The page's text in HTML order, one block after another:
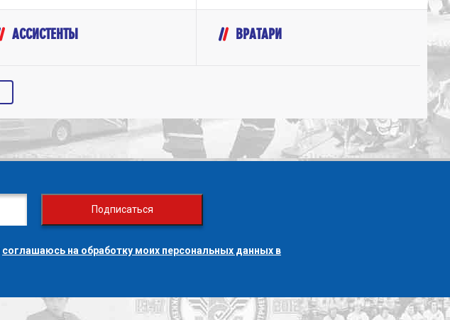
АССИСТЕНТЫ ВРАТАРИ
Подписаться
соглашаюсь на обработку моих персональных данных в